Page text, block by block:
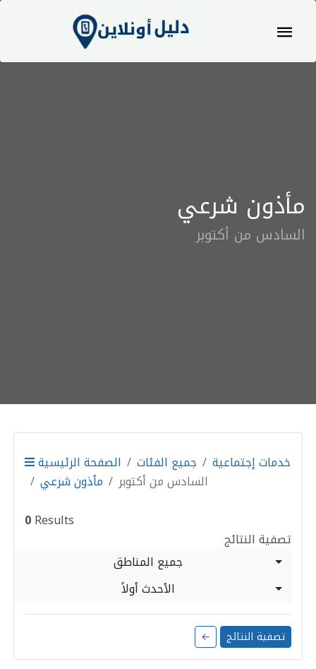
مأذون شرعي
السادس من أكتوبر
الصفحة الرئيسية جميع الفئات
خدمات إجتماعية
مأذون شرعي
السادس من أكتوبر
0Results
تصفية النتائج
جميع المناطق
الأحدث أولاً
← تصفية النتائج